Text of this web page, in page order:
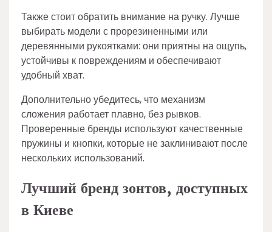
Также стоит обратить внимание на ручку. Лучше
выбирать модели с прорезиненными или
деревянными рукоятками: они приятны на ощупь,
устойчивы к повреждениям и обеспечивают
удобный хват.
Дополнительно убедитесь, что механизм
сложения работает плавно, без рывков.
Проверенные бренды используют качественные
пружины и кнопки, которые не заклинивают после
нескольких использований.
Лучший бренд зонтов, доступных
в Киеве